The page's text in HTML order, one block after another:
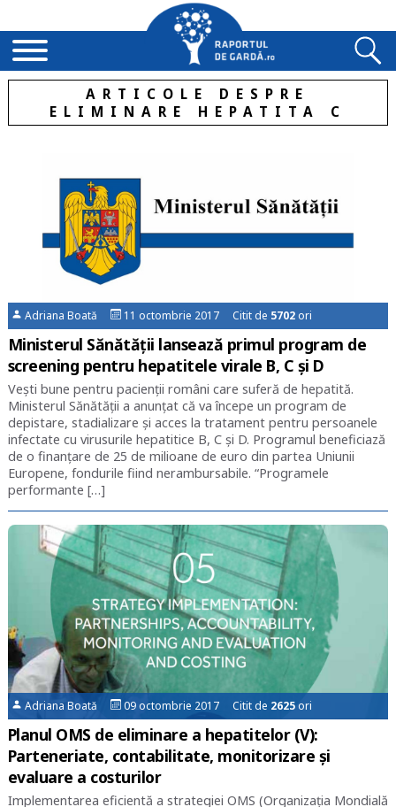
ARTICOLE DESPRE
ELIMINARE HEPATITA C
Adriana Boată 11 octombrie 2017 Citit de 5702 ori
Ministerul Sănătății lansează primul program de
screening pentru hepatitele virale B, C și D
Vești bune pentru pacienții români care suferă de hepatită.
Ministerul Sănătății a anunțat că va începe un program de
depistare, stadializare și acces la tratament pentru persoanele
infectate cu virusurile hepatitice B, C și D. Programul beneficiază
de o finanțare de 25 de milioane de euro din partea Uniunii
Europene, fondurile fiind nerambursabile. “Programele
performante […]
Adriana Boată 09 octombrie 2017 Citit de 2625ori
Planul OMS de eliminare a hepatitelor (V):
Parteneriate, contabilitate, monitorizare și
evaluare a costurilor
Implementarea eficientă a strategiei OMS (Organizația Mondială